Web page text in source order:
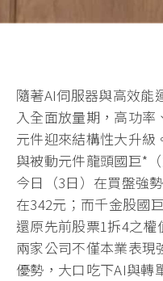
隨著AI伺服器與高效能
入全面放量期，高功
元件迎來結構性大升級
與被動元件龍頭國巨*
今日（3日）在買盤強
在342元；而千金股國
還原先前股票1拆4之權
兩家公司不僅本業表現
優勢，大口吃下AI與轉